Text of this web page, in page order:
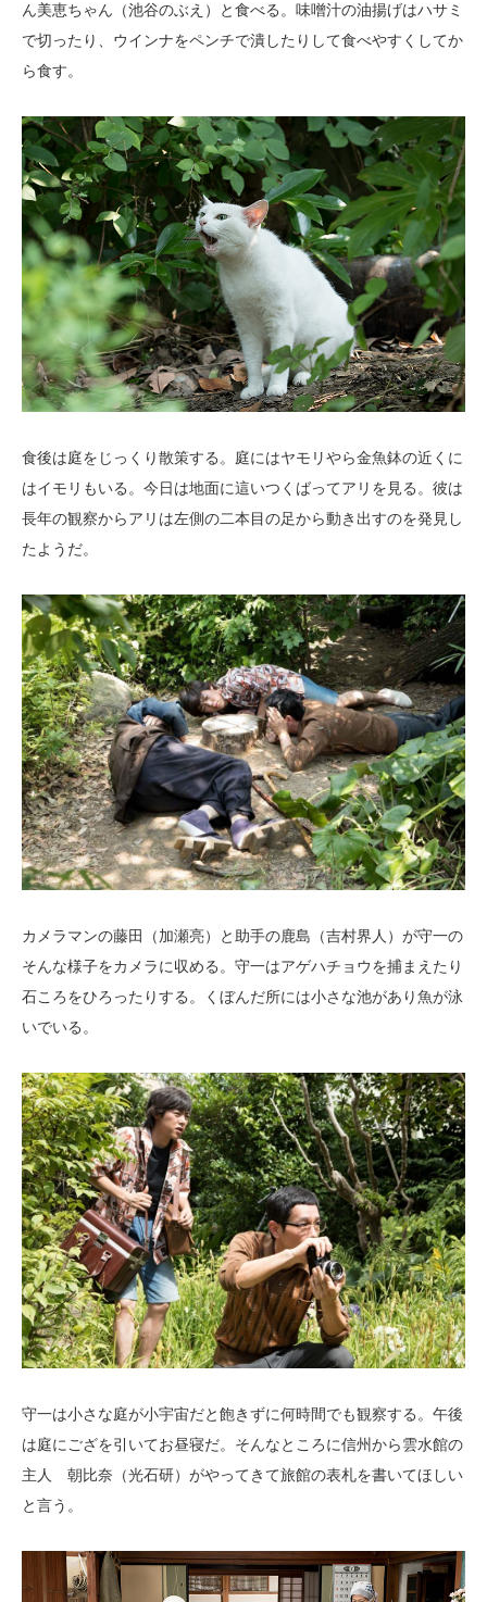
ん美恵ちゃん（池谷のぶえ）と食べる。味噌汁の油揚げはハサミ
で切ったり、ウインナをペンチで潰したりして食べやすくしてか
ら食す。
食後は庭をじっくり散策する。庭にはヤモリやら金魚鉢の近くに
はイモリもいる。今日は地面に這いつくばってアリを見る。彼は
長年の観察からアリは左側の二本目の足から動き出すのを発見し
たようだ。
カメラマンの藤田（加瀬亮）と助手の鹿島（吉村界人）が守一の
そんな様子をカメラに収める。守一はアゲハチョウを捕まえたり
石ころをひろったりする。くぼんだ所には小さな池があり魚が泳
いでいる。
守一は小さな庭が小宇宙だと飽きずに何時間でも観察する。午後
は庭にござを引いてお昼寝だ。そんなところに信州から雲水館の
主人 朝比奈（光石研）がやってきて旅館の表札を書いてほしい
と言う。